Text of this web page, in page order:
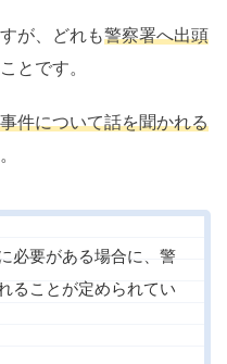
が、どれも警察署へ出頭
とです。
事件について話を聞かれる
必要がある場合に、警
ることが定められてい